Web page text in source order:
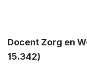
Docent Zorg en
15.342)